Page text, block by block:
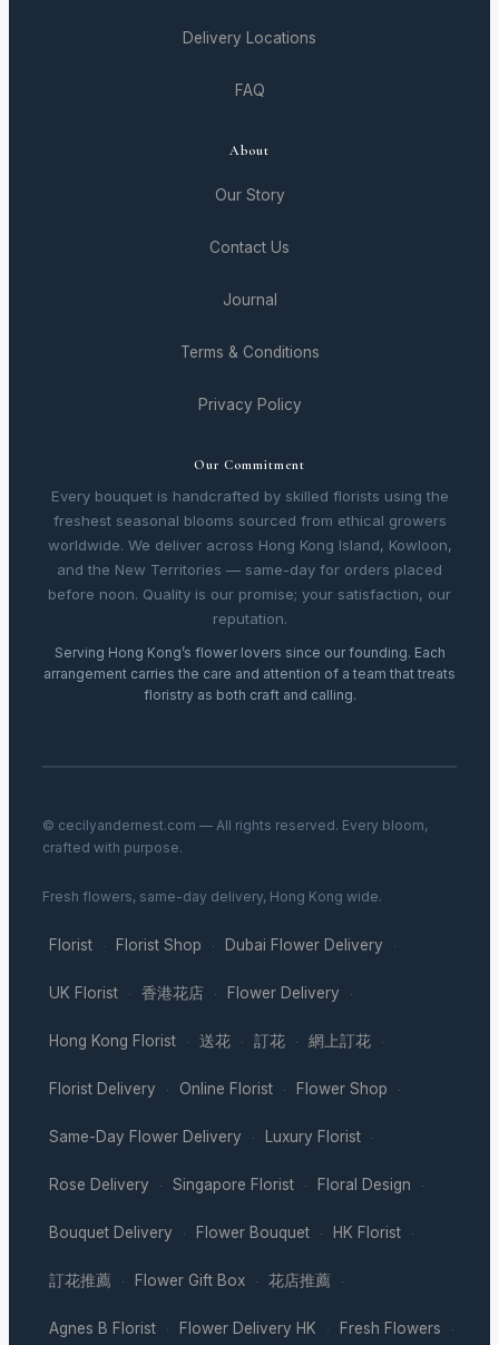
Delivery Locations
FAQ
About
Our Story
Contact Us
Journal
Terms & Conditions
Privacy Policy
Our Commitment
Every bouquet is handcrafted by skilled florists using the
freshest seasonal blooms sourced from ethical growers
worldwide. We deliver across Hong Kong Island, Kowloon,
and the New Territories — same-day for orders placed
before noon. Quality is our promise; your satisfaction, our
reputation.
Serving Hong Kong’s flower lovers since our founding. Each
arrangement carries the care and attention of a team that treats
floristry as both craft and calling.
© cecilyandernest.com — All rights reserved. Every bloom,
crafted with purpose.
Fresh flowers, same-day delivery, Hong Kong wide.
Florist · Florist Shop · Dubai Flower Delivery ·
UK Florist · 香港花店 · Flower Delivery ·
Hong Kong Florist · 送花 · 訂花 · 網上訂花 ·
Florist Delivery · Online Florist · Flower Shop ·
Same-Day Flower Delivery · Luxury Florist ·
Rose Delivery · Singapore Florist · Floral Design ·
Bouquet Delivery · Flower Bouquet · HK Florist ·
訂花推薦 · Flower Gift Box · 花店推薦 ·
Agnes B Florist · Flower Delivery HK · Fresh Flowers ·